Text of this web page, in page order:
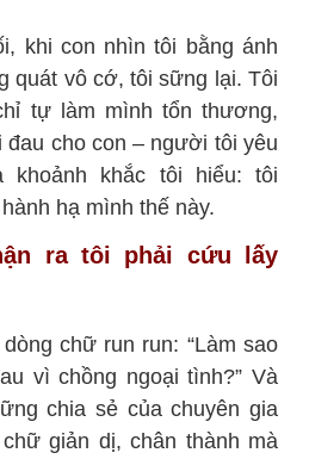
khi con nhìn tôi bằng ánh
quát vô cớ, tôi sững lại. Tôi
tự làm mình tổn thương,
đau cho con – người tôi yêu
khắc tôi hiểu: tôi
hạ mình thế này.
ra tôi phải cứu lấy
chữ run run: “Làm sao
vì chồng ngoại tình?” Và
chia sẻ của chuyên gia
giản dị, chân thành mà